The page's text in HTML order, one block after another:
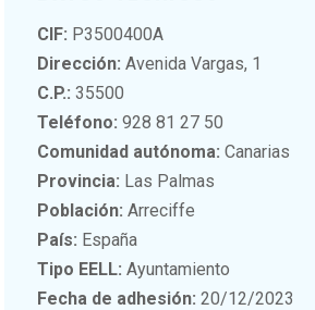
CIF: P3500400A
Dirección: Avenida Vargas, 1
C.P.: 35500
Teléfono: 928 81 27 50
Comunidad autónoma: Canarias
Provincia: Las Palmas
Población: Arreciffe
País: España
Tipo EELL: Ayuntamiento
Fecha de adhesión: 20/12/2023